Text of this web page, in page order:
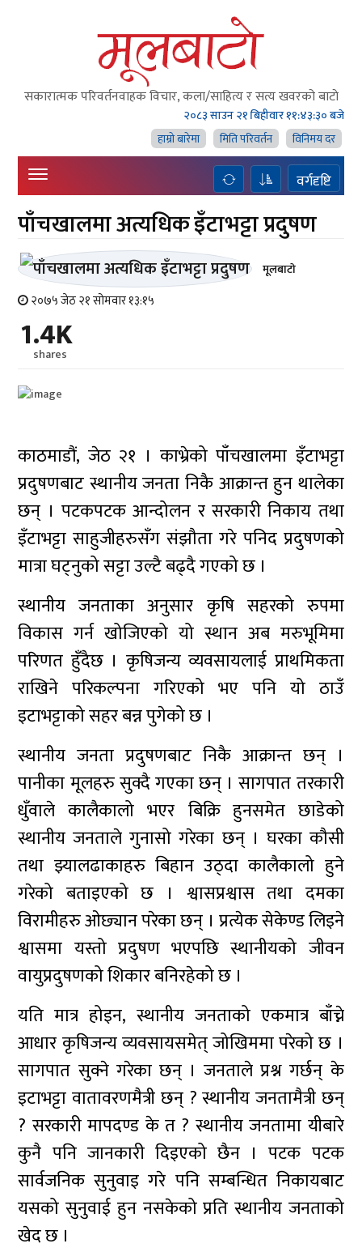
सकारात्मक परिवर्तनवाहक विचार, कला/साहित्य र सत्य खवरको बाटाे
२०८३ साउन २१ बिहीवार११:४३:३१ बजे
हाम्राे बारेमा
मिति परिवर्तन विनिमय दर
वर्गदृष्टि
पाँचखालमा अत्यधिक इँटाभट्टा प्रदुषण
मूलबाटाे
२०७५ जेठ २१ सोमवार १३:१५
1.4K
shares
काठमाडौं, जेठ २१ । काभ्रेको पाँचखालमा इँटाभट्टा
प्रदुषणबाट स्थानीय जनता निकै आक्रान्त हुन थालेका
छन् । पटकपटक आन्दोलन र सरकारी निकाय तथा
इँटाभट्टा साहुजीहरुसँग संझौता गरे पनिद प्रदुषणको
मात्रा घट्नुको सट्टा उल्टै बढ्दै गएको छ ।
स्थानीय जनताका अनुसार कृषि सहरको रुपमा
विकास गर्न खोजिएको यो स्थान अब मरुभूमिमा
परिणत हुँदैछ । कृषिजन्य व्यवसायलाई प्राथमिकता
राखिने परिकल्पना गरिएको भए पनि यो ठाउँ
इटाभट्टाको सहर बन्न पुगेको छ ।
स्थानीय जनता प्रदुषणबाट निकै आक्रान्त छन् ।
पानीका मूलहरु सुक्दै गएका छन् । सागपात तरकारी
धुँवाले कालैकालो भएर बिक्रि हुनसमेत छाडेको
स्थानीय जनताले गुनासो गरेका छन् । घरका कौसी
तथा झ्यालढाकाहरु बिहान उठ्दा कालैकालो हुने
गरेको बताइएको छ । श्वासप्रश्वास तथा दमका
विरामीहरु ओछ्यान परेका छन् । प्रत्येक सेकेण्ड लिइने
श्वासमा यस्तो प्रदुषण भएपछि स्थानीयको जीवन
वायुप्रदुषणको शिकार बनिरहेको छ ।
यति मात्र होइन, स्थानीय जनताको एकमात्र बाँच्ने
आधार कृषिजन्य व्यवसायसमेत् जोखिममा परेको छ ।
सागपात सुक्ने गरेका छन् । जनताले प्रश्न गर्छन् के
इटाभट्टा वातावरणमैत्री छन् ? स्थानीय जनतामैत्री छन्
? सरकारी मापदण्ड के त ? स्थानीय जनतामा यीबारे
कुनै पनि जानकारी दिइएको छैन । पटक पटक
सार्वजनिक सुनुवाइ गरे पनि सम्बन्धित निकायबाट
यसको सुनुवाई हुन नसकेको प्रति स्थानीय जनताको
खेद छ ।